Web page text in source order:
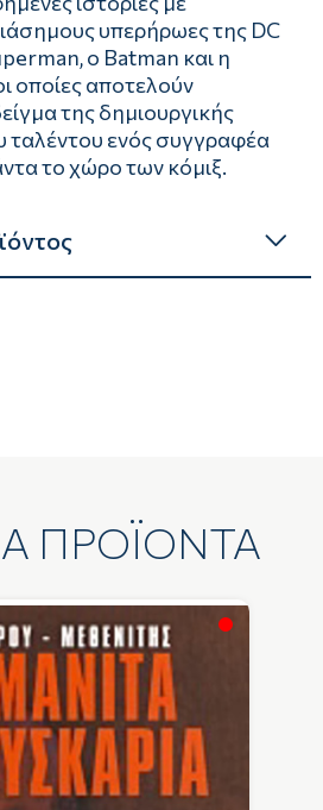
υπερήρωες της DC
ο Batman και η
οποίες αποτελούν
της δημιουργικής
ταλέντου ενός συγγραφέα
το χώρο των κόμιξ.
ΠΡΟΪΟΝΤΑ